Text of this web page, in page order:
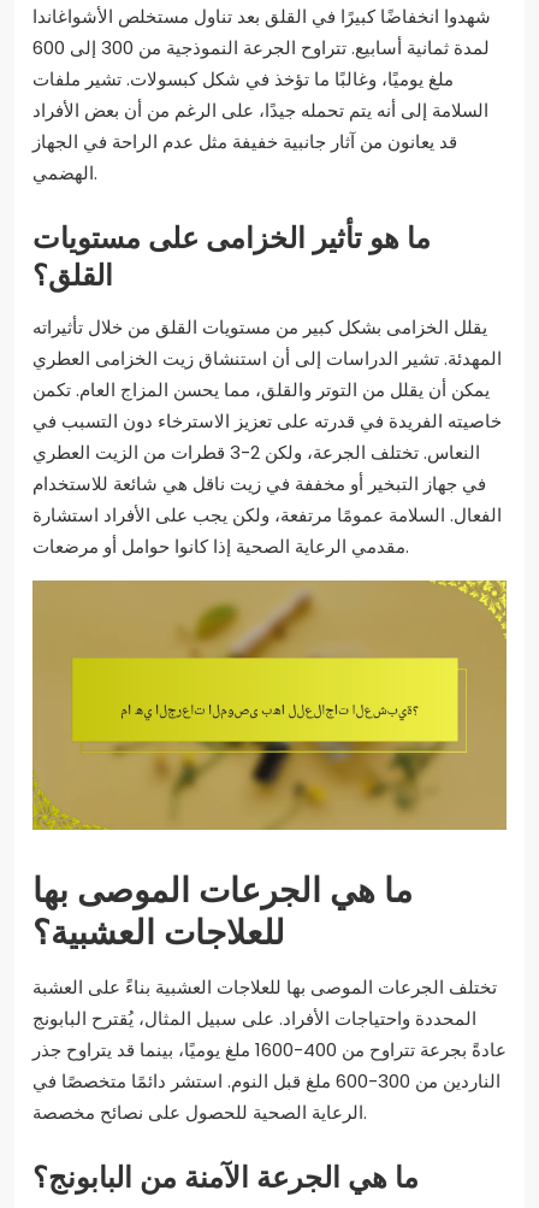
شهدوا انخفاضًا كبيرًا في القلق بعد تناول مستخلص الأشواغاندا
لمدة ثمانية أسابيع. تتراوح الجرعة النموذجية من 300 إلى 600
ملغ يوميًا، وغالبًا ما تؤخذ في شكل كبسولات. تشير ملفات
السلامة إلى أنه يتم تحمله جيدًا، على الرغم من أن بعض الأفراد
قد يعانون من آثار جانبية خفيفة مثل عدم الراحة في الجهاز
الهضمي.
ما هو تأثير الخزامى على مستويات
القلق؟
يقلل الخزامى بشكل كبير من مستويات القلق من خلال تأثيراته
المهدئة. تشير الدراسات إلى أن استنشاق زيت الخزامى العطري
يمكن أن يقلل من التوتر والقلق، مما يحسن المزاج العام. تكمن
خاصيته الفريدة في قدرته على تعزيز الاسترخاء دون التسبب في
النعاس. تختلف الجرعة، ولكن 2-3 قطرات من الزيت العطري
في جهاز التبخير أو مخففة في زيت ناقل هي شائعة للاستخدام
الفعال. السلامة عمومًا مرتفعة، ولكن يجب على الأفراد استشارة
مقدمي الرعاية الصحية إذا كانوا حوامل أو مرضعات.
ما هي الجرعات الموصى بها
للعلاجات العشبية؟
تختلف الجرعات الموصى بها للعلاجات العشبية بناءً على العشبة
المحددة واحتياجات الأفراد. على سبيل المثال، يُقترح البابونج
عادةً بجرعة تتراوح من 400-1600 ملغ يوميًا، بينما قد يتراوح جذر
الناردين من 300-600 ملغ قبل النوم. استشر دائمًا متخصصًا في
الرعاية الصحية للحصول على نصائح مخصصة.
ما هي الجرعة الآمنة من البابونج؟